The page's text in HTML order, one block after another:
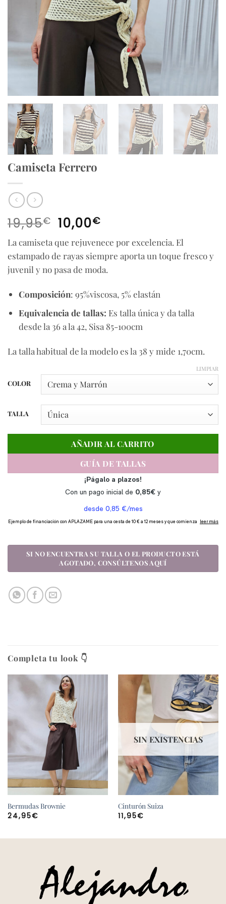
Camiseta Ferrero
19,95€ El
precio
original
era:
19,95€.
10,00€
actual
es:
10,00€.
La camiseta que rejuvenece por excelencia. El
estampado de rayas siempre aporta un toque fresco y
juvenil y no pasa de moda.
Composición: 95%viscosa, 5% elastán
Equivalencia de tallas: Es talla única y da talla
desde la 36 a la 42, Sisa 85-100cm
La talla habitual de la modelo es la 38 y mide 1,70cm.
COLOR
TALLA
LIMPIAR
AÑADIR AL CARRITO
GUÍA DE TALLAS
Completa tu look 👇
Bermudas Brownie
24,95€
SIN EXISTENCIAS
Cinturón Suiza
11,95€